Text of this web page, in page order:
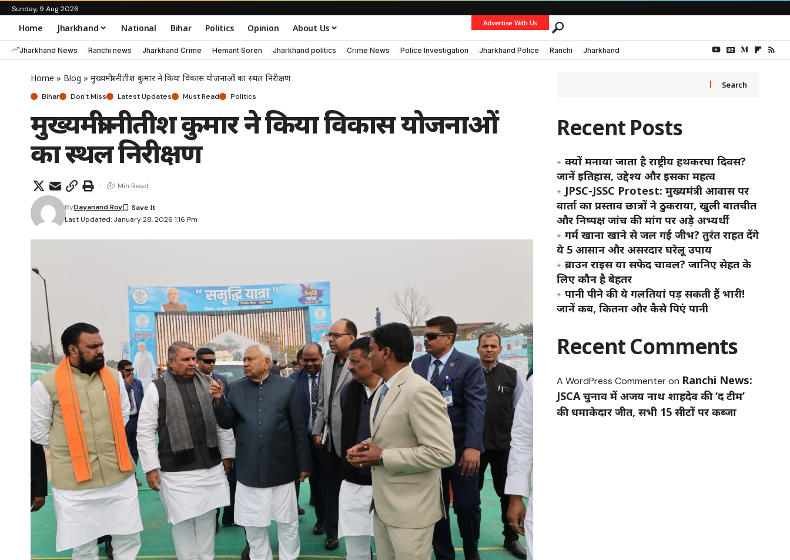
Sunday, 9 Aug 2026
Home Jharkhand National Bihar Politics Opinion About Us Advertise With Us
Jharkhand News Ranchi news Jharkhand Crime Hemant Soren Jharkhand politics Crime News Police Investigation Jharkhand Police Ranchi Jharkhand
Home » Blog » मुख्यमंत्री नीतीश कुमार ने किया विकास योजनाओं का स्थल निरीक्षण
Bihar Don't Miss Latest Updates Must Read Politics
मुख्यमंत्री नीतीश कुमार ने किया विकास योजनाओं
का स्थल निरीक्षण
Last Updated: January 28, 2026 1:16 Pm
ByDayanand Roy
1 Min Read
Search
Recent Posts
क्यों मनाया जाता है राष्ट्रीय हथकरघा दिवस?
जानें इतिहास, उद्देश्य और इसका महत्व
JPSC-JSSC Protest: मुख्यमंत्री आवास पर
वार्ता का प्रस्ताव छात्रों ने ठुकराया, खुली बातचीत
और निष्पक्ष जांच की मांग पर अड़े अभ्यर्थी
गर्म खाना खाने से जल गई जीभ? तुरंत राहत देंगे
ये 5 आसान और असरदार घरेलू उपाय
ब्राउन राइस या सफेद चावल? जानिए सेहत के
लिए कौन है बेहतर
पानी पीने की ये गलतियां पड़ सकती हैं भारी!
जानें कब, कितना और कैसे पिएं पानी
Recent Comments
A WordPress Commenteron Ranchi News:
JSCA चुनाव में अजय नाथ शाहदेव की ‘द टीम’
की धमाकेदार जीत, सभी 15 सीटों पर कब्जा